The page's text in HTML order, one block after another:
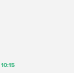
10:15